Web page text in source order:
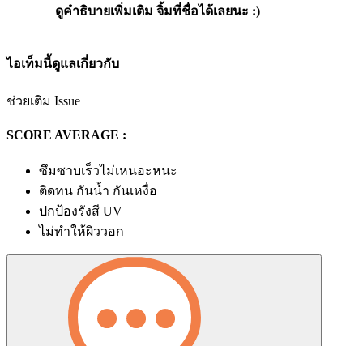
ดูคำธิบายเพิ่มเติม จิ้มที่ชื่อได้เลยนะ :)
ไอเท็มนี้ดูแลเกี่ยวกับ
ช่วยเติม Issue
SCORE AVERAGE :
ซึมซาบเร็วไม่เหนอะหนะ
ติดทน กันน้ำ กันเหงื่อ
ปกป้องรังสี UV
ไม่ทำให้ผิววอก